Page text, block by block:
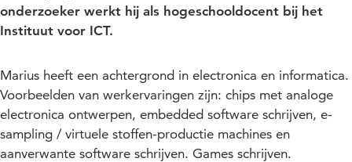
onderzoeker werkt hij als hogeschooldocent bij het
Instituut voor ICT.
Marius heeft een achtergrond in electronica en informatica.
Voorbeelden van werkervaringen zijn: chips met analoge
electronica ontwerpen, embedded software schrijven, e-
sampling / virtuele stoffen-productie machines en
aanverwante software schrijven. Games schrijven.